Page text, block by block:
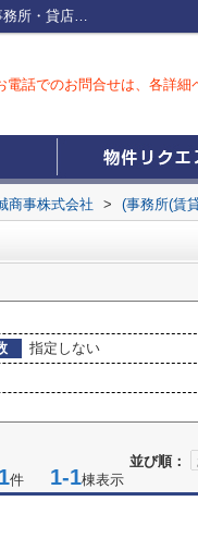
下妻市の事務所一覧つくば市、土浦市、守谷市、水戸市など茨城県南・県央エリアの貸事務所・貸店舗｜一誠商事株式会社
電話でのお問合せは、各詳
商事株式会社 > (事務所(賃
指定しない
並び順：
1件 1-1棟表示